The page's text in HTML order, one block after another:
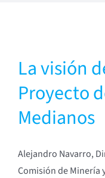
La visión
Proyecto
Medianos
Alejandro Navarro,
Comisión de Minería